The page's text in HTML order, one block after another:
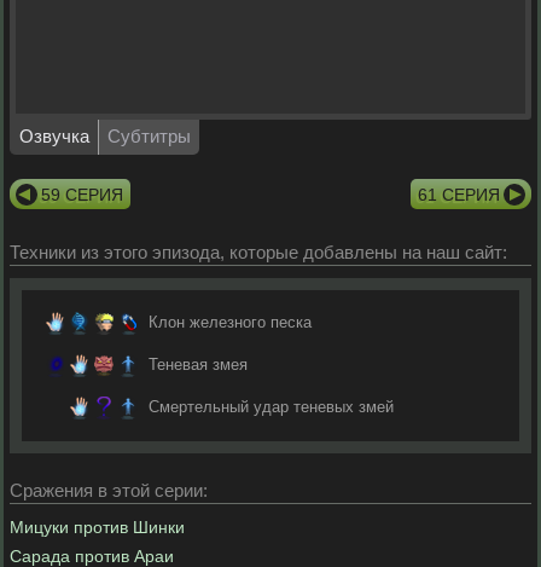
видео
Озвучка Субтитры
59 СЕРИЯ 61 СЕРИЯ
Техники из этого эпизода, которые добавлены на наш сайт:
Клон железного песка
Теневая змея
Смертельный удар теневых змей
Сражения в этой серии:
Мицуки против Шинки
Сарада против Араи